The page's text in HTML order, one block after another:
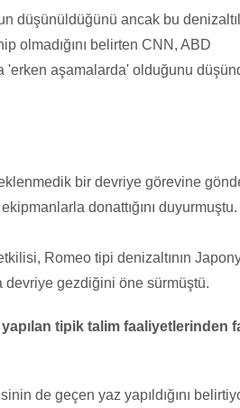
düşünüldüğünü ancak bu
olmadığını belirten CNN, ABD
'erken aşamalarda' olduğunu
bir devriye görevine
donattığını duyurmuştu.
Romeo tipi denizaltının
devriye gezdiğini öne sürmüştü.
tipik talim faaliyetlerinden
de geçen yaz yapıldığını